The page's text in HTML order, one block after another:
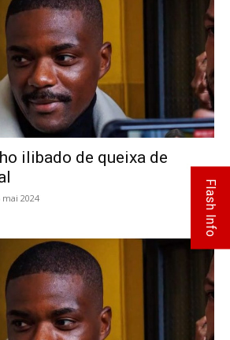
ilibado de queixa de
mai 2024 0
Flash Info